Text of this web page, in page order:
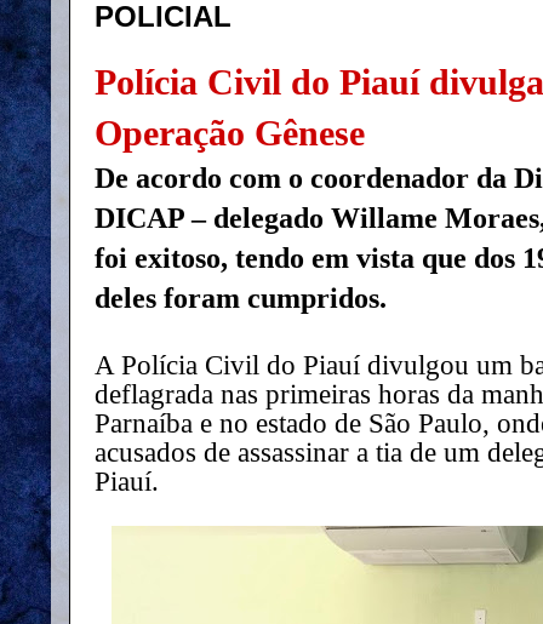
POLICIAL
Polícia Civil do Piauí
Operação Gênese
De acordo com o coordenador da
DICAP – delegado Willame
foi exitoso, tendo em vista que dos
deles foram cumpridos.
A Polícia Civil do Piauí divulgou um
deflagrada nas primeiras horas da
Parnaíba e no estado de São Paulo,
acusados de assassinar a tia de um
Piauí.